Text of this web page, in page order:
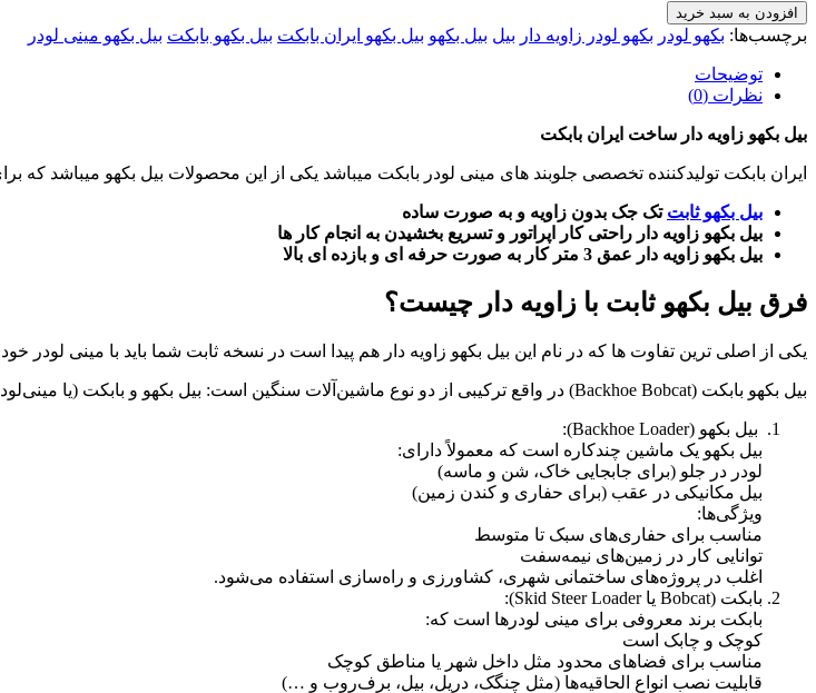
افزودن به سبد خرید
برچسب‌ها: بکهو لودر بکهو لودر زاویه دار بیل بیل بکهو بیل بکهو ایران بابکت بیل بکهو بابکت بیل بکهو مینی لودر
توضیحات
نظرات (0)
بیل بکهو زاویه دار ساخت ایران بابکت
ایران بابکت تولیدکننده تخصصی جلوبند های مینی لودر بابکت میباشد یکی از این محصولات بیل بکهو میباشد که برای کارایی و تنوع بیشتر در 3 مدل تولید و
بیل بکهو ثابت تک جک بدون زاویه و به صورت ساده
بیل بکهو زاویه دار راحتی کار اپراتور و تسریع بخشیدن به انجام کار ها
بیل بکهو زاویه دار عمق 3 متر کار به صورت حرفه ای و بازده ای بالا
فرق بیل بکهو ثابت با زاویه دار چیست؟
یکی از اصلی ترین تفاوت ها که در نام این بیل بکهو زاویه دار هم پیدا است در نسخه ثابت شما باید با مینی
بیل بکهو بابکت (Backhoe Bobcat) در واقع ترکیبی از دو نوع ماشین‌آلات سنگین است: بیل بکهو و بابکت (یا مینی‌لودر). برای درک بهتر، هر کدام را به‌صورت جداگانه توضیح می‌دهم:
بیل بکهو (Backhoe Loader):
بیل بکهو یک ماشین چندکاره است که معمولاً دارای:
لودر در جلو (برای جابجایی خاک، شن و ماسه)
بیل مکانیکی در عقب (برای حفاری و کندن زمین)
ویژگی‌ها:
مناسب برای حفاری‌های سبک تا متوسط
توانایی کار در زمین‌های نیمه‌سفت
اغلب در پروژه‌های ساختمانی شهری، کشاورزی و راه‌سازی استفاده می‌شود.
بابکت (Bobcat یا Skid Steer Loader):
بابکت برند معروفی برای مینی لودرها است که:
کوچک و چابک است
مناسب برای فضاهای محدود مثل داخل شهر یا مناطق کوچک
قابلیت نصب انواع الحاقیه‌ها (مثل چنگک، دریل، بیل، برف‌روب و …)